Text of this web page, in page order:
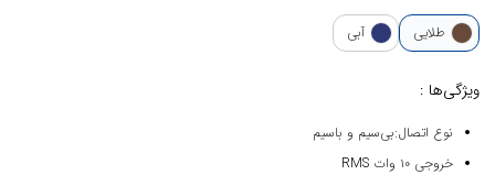
طلایی آبی
ویژگی‌ها :
نوع اتصال:بی‌سیم و باسیم
خروجی ۱۰ وات RMS